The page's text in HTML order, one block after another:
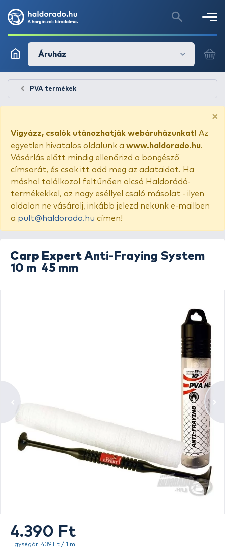
Áruház
PVA termékek
×
Vigyázz, csalók utánozhatják webáruházunkat! Az
egyetlen hivatalos oldalunk a www.haldorado.hu.
Vásárlás előtt mindig ellenőrizd a böngésző
címsorát, és csak itt add meg az adataidat. Ha
máshol találkozol feltűnően olcsó Haldorádó-
termékekkel, az nagy eséllyel csaló másolat - ilyen
oldalon ne vásárolj, inkább jelezd nekünk e-mailben
a pult@haldorado.hu címen!
Carp Expert Anti-Fraying System
10 m  45 mm
4.390 Ft
Egységár: 439 Ft / 1 m